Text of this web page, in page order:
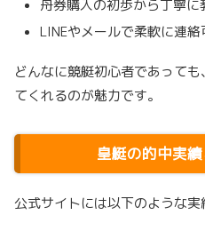
舟券購入の初歩から丁寧に
LINEやメールで柔軟に連絡
どんなに競艇初心者であって
てくれるのが魅力です。
皇艇の的中実
公式サイトには以下のような実